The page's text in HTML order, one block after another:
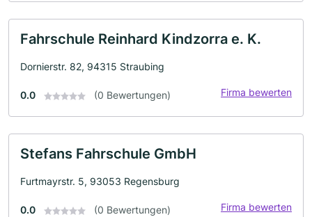
Fahrschule Reinhard Kindzorra e. K.
Dornierstr. 82, 94315 Straubing
0.0 (0 Bewertungen) Firma bewerten
Stefans Fahrschule GmbH
Furtmayrstr. 5, 93053 Regensburg
0.0 (0 Bewertungen) Firma bewerten